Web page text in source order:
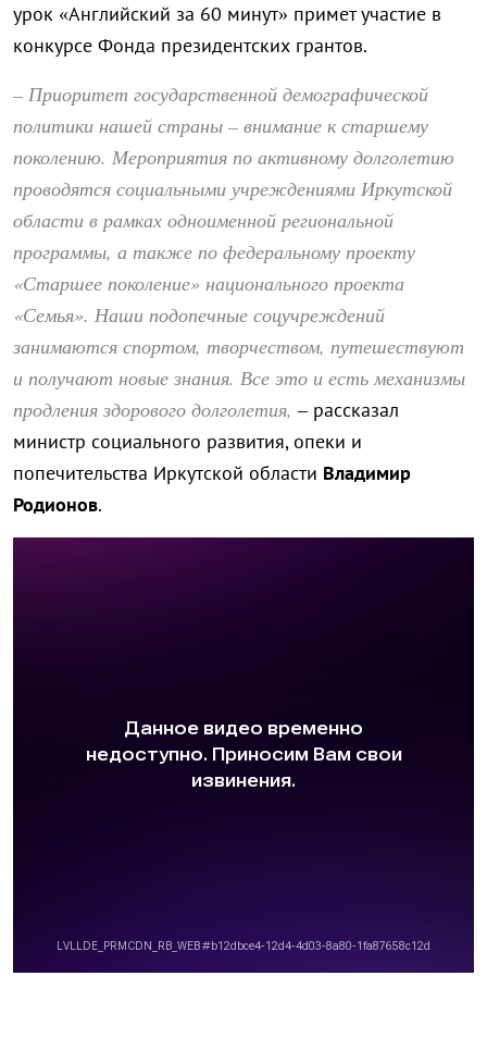
урок «Английский за 60 минут» примет участие в
конкурсе Фонда президентских грантов.
– Приоритет государственной демографической
политики нашей страны – внимание к старшему
поколению. Мероприятия по активному долголетию
проводятся социальными учреждениями Иркутской
области в рамках одноименной региональной
программы, а также по федеральному проекту
«Старшее поколение» национального проекта
«Семья». Наши подопечные соцучреждений
занимаются спортом, творчеством, путешествуют
и получают новые знания. Все это и есть механизмы
продления здорового долголетия, – рассказал
министр социального развития, опеки и
попечительства Иркутской области Владимир
Родионов.